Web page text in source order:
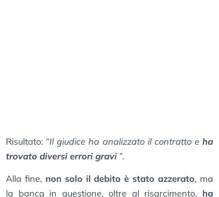
Risultato: “Il giudice ha analizzato il contratto e ha
trovato diversi errori gravi ”.
Alla fine, non solo il debito è stato azzerato, ma
la banca in questione, oltre al risarcimento, ha